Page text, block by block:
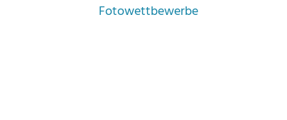
Fotowettbewerbe